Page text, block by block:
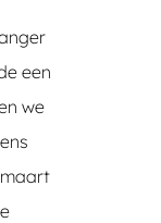
een
we
maart